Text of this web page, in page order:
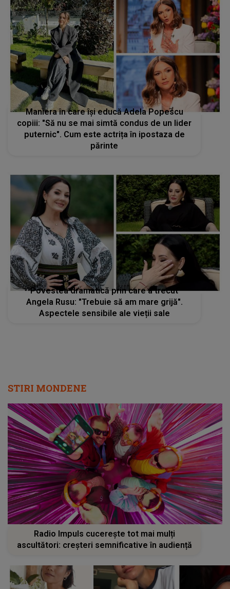
Maniera în care își educă Adela Popescu
copiii: "Să nu se mai simtă condus de un lider
puternic". Cum este actrița în ipostaza de
părinte
Povestea dramatică prin care a trecut
Angela Rusu: "Trebuie să am mare grijă".
Aspectele sensibile ale vieții sale
STIRI MONDENE
Radio Impuls cucerește tot mai mulți
ascultători: creșteri semnificative în audiență